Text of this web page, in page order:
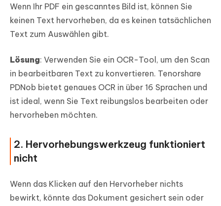
Wenn Ihr PDF ein gescanntes Bild ist, können Sie
keinen Text hervorheben, da es keinen tatsächlichen
Text zum Auswählen gibt.
Lösung: Verwenden Sie ein OCR-Tool, um den Scan
in bearbeitbaren Text zu konvertieren. Tenorshare
PDNob bietet genaues OCR in über 16 Sprachen und
ist ideal, wenn Sie Text reibungslos bearbeiten oder
hervorheben möchten.
2. Hervorhebungswerkzeug funktioniert
nicht
Wenn das Klicken auf den Hervorheber nichts
bewirkt, könnte das Dokument gesichert sein oder